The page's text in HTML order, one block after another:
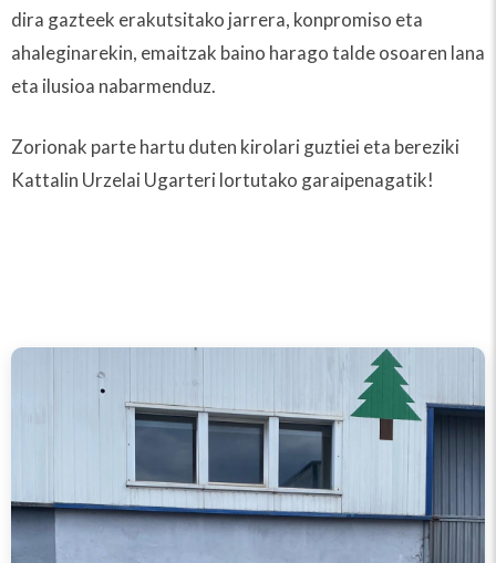
dira gazteek erakutsitako jarrera, konpromiso eta
ahaleginarekin, emaitzak baino harago talde osoaren lana
eta ilusioa nabarmenduz.
Zorionak parte hartu duten kirolari guztiei eta bereziki
Kattalin Urzelai Ugarteri lortutako garaipenagatik!